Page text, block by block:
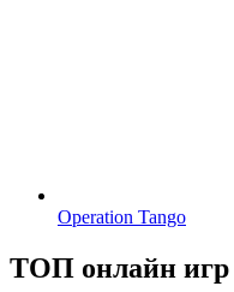
Operation Tango
ТОП онлайн игр